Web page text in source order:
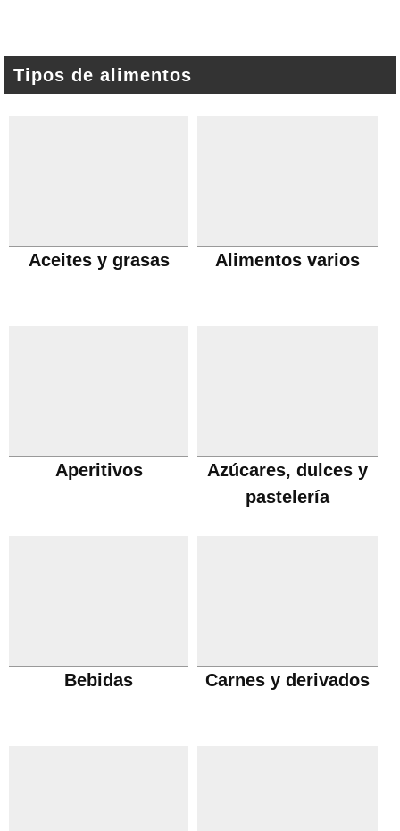
Tipos de alimentos
Aceites y grasas Alimentos varios
Aperitivos
Azúcares, dulces y
pastelería
Bebidas Carnes y derivados